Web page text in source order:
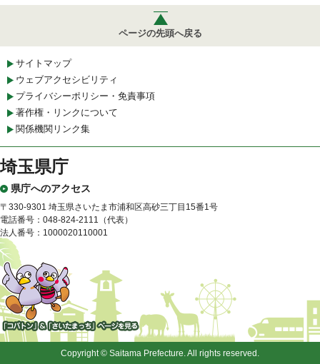
ページの先頭へ戻る
サイトマップ
ウェブアクセシビリティ
プライバシーポリシー・免責事項
著作権・リンクについて
関係機関リンク集
埼玉県庁
県庁へのアクセス
〒330-9301 埼玉県さいたま市浦和区高砂三丁目15番1号
電話番号：048-824-2111（代表）
法人番号：1000020110001
「コバトン」&「さいたまっ
Copyright © Saitama Prefecture. All rights reserved.